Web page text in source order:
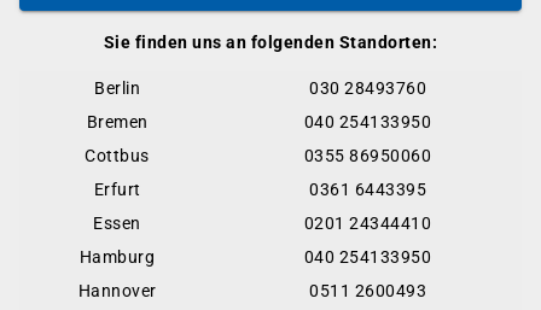
Sie finden uns an folgenden Standorten:
Berlin
030 28493760
Bremen
040 254133950
Cottbus
0355 86950060
Erfurt
0361 6443395
Essen
0201 24344410
Hamburg
040 254133950
Hannover
0511 2600493